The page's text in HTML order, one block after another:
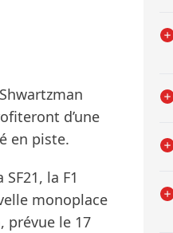
d’une
en piste.
la F1
monoplace
prévue le 17